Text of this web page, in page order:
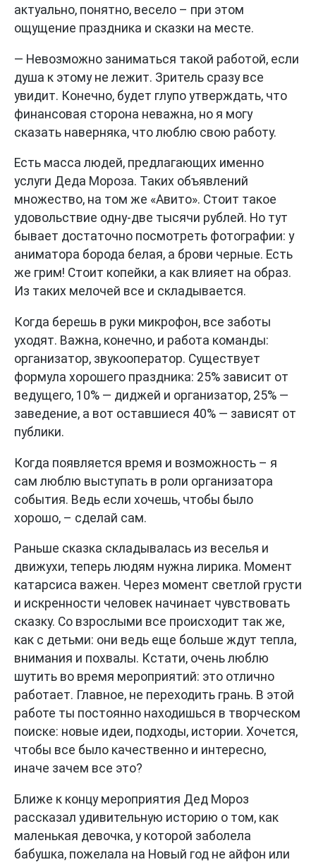
актуально, понятно, весело – при этом
ощущение праздника и сказки на месте.
— Невозможно заниматься такой работой, если
душа к этому не лежит. Зритель сразу все
увидит. Конечно, будет глупо утверждать, что
финансовая сторона неважна, но я могу
сказать наверняка, что люблю свою работу.
Есть масса людей, предлагающих именно
услуги Деда Мороза. Таких объявлений
множество, на том же «Авито». Стоит такое
удовольствие одну-две тысячи рублей. Но тут
бывает достаточно посмотреть фотографии: у
аниматора борода белая, а брови черные. Есть
же грим! Стоит копейки, а как влияет на образ.
Из таких мелочей все и складывается.
Когда берешь в руки микрофон, все заботы
уходят. Важна, конечно, и работа команды:
организатор, звукооператор. Существует
формула хорошего праздника: 25% зависит от
ведущего, 10% — диджей и организатор, 25% —
заведение, а вот оставшиеся 40% — зависят от
публики.
Когда появляется время и возможность – я
сам люблю выступать в роли организатора
события. Ведь если хочешь, чтобы было
хорошо, – сделай сам.
Раньше сказка складывалась из веселья и
движухи, теперь людям нужна лирика. Момент
катарсиса важен. Через момент светлой грусти
и искренности человек начинает чувствовать
сказку. Со взрослыми все происходит так же,
как с детьми: они ведь еще больше ждут тепла,
внимания и похвалы. Кстати, очень люблю
шутить во время мероприятий: это отлично
работает. Главное, не переходить грань. В этой
работе ты постоянно находишься в творческом
поиске: новые идеи, подходы, истории. Хочется,
чтобы все было качественно и интересно,
иначе зачем все это?
Ближе к концу мероприятия Дед Мороз
рассказал удивительную историю о том, как
маленькая девочка, у которой заболела
бабушка, пожелала на Новый год не айфон или